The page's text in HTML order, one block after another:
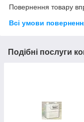
Повернення товару
Всі умови
Подібні послуги